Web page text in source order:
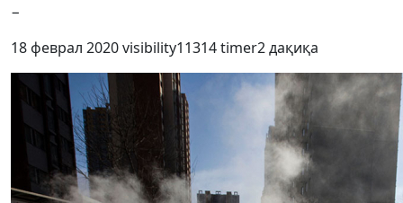
−
18 феврал 2020visibility11314timer2 дақиқа